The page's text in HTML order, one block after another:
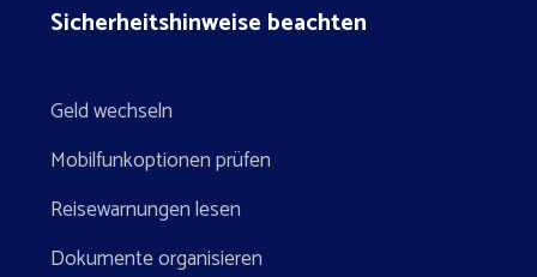
Sicherheitshinweise beachten
Geld wechseln
Mobilfunkoptionen prüfen
Reisewarnungen lesen
Dokumente organisieren